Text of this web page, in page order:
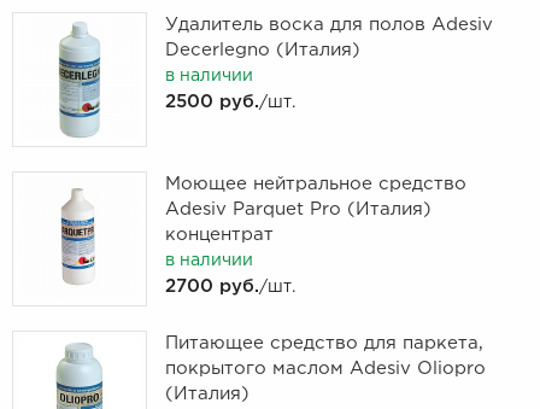
Удалитель воска для полов Adesiv
Decerlegno (Италия)
в наличии
2500 руб./шт.
Моющее нейтральное средство
Adesiv Parquet Pro (Италия)
концентрат
в наличии
2700 руб./шт.
Питающее средство для паркета,
покрытого маслом Adesiv Oliopro
(Италия)